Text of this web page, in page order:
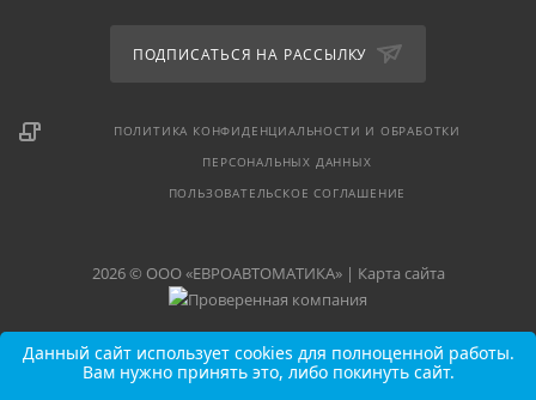
ПОДПИСАТЬСЯ НА РАССЫЛКУ
ПОЛИТИКА КОНФИДЕНЦИАЛЬНОСТИ И ОБРАБОТКИ
ПЕРСОНАЛЬНЫХ ДАННЫХ
ПОЛЬЗОВАТЕЛЬСКОЕ СОГЛАШЕНИЕ
2026 © ООО «ЕВРОАВТОМАТИКА» | Карта сайта
Данный сайт использует cookies для полноценной работы.
Вам нужно принять это, либо покинуть сайт.